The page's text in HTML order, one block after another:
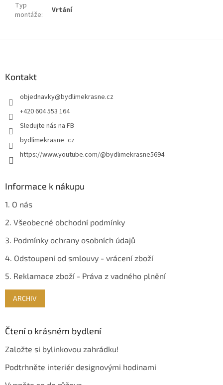
Typ
montáže: Vrtání
Kontakt
objednavky@bydlimekrasne.cz
+420 604 553 164
Sledujte nás na FB
bydlimekrasne_cz
https://www.youtube.com/@bydlimekrasne5694
Informace k nákupu
1. O nás
2. Všeobecné obchodní podmínky
3. Podmínky ochrany osobních údajů
4. Odstoupení od smlouvy - vrácení zboží
5. Reklamace zboží - Práva z vadného plnění
ARCHIV
Čtení o krásném bydlení
Založte si bylinkovou zahrádku!
Podtrhněte interiér designovými hodinami